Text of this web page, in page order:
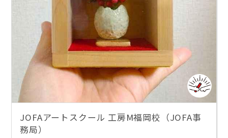
JOFAアートスクール 工房M福岡校（JOFA事
務局）